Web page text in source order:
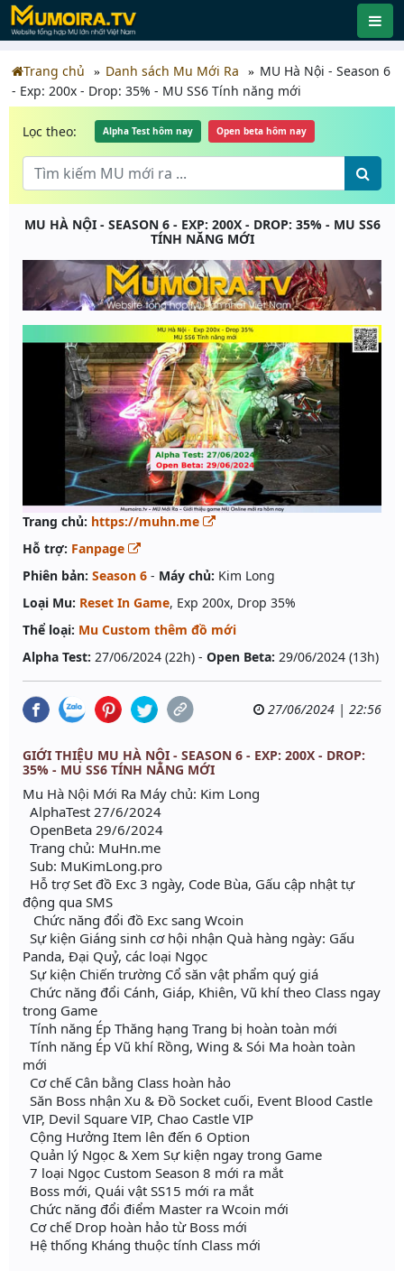
Trang chủ Danh sách Mu Mới Ra
MU Hà Nội - Season 6
- Exp: 200x - Drop: 35% - MU SS6 Tính năng mới
Lọc theo: Alpha Test hôm nay Open beta hôm nay
MU HÀ NỘI - SEASON 6 - EXP: 200X - DROP: 35% - MU SS6
TÍNH NĂNG MỚI
Trang chủ: https://muhn.me
Hỗ trợ: Fanpage
Phiên bản: Season 6 - Máy chủ: Kim Long
Loại Mu: Reset In Game, Exp 200x, Drop 35%
Thể loại: Mu Custom thêm đồ mới
Alpha Test: 27/06/2024 (22h) - Open Beta: 29/06/2024 (13h)
27/06/2024 | 22:56
GIỚI THIỆU MU HÀ NỘI - SEASON 6 - EXP: 200X - DROP:
35% - MU SS6 TÍNH NĂNG MỚI
Mu Hà Nội Mới Ra Máy chủ: Kim Long
AlphaTest 27/6/2024
OpenBeta 29/6/2024
Trang chủ: MuHn.me
Sub: MuKimLong.pro
Hỗ trợ Set đồ Exc 3 ngày, Code Bùa, Gấu cập nhật tự
động qua SMS
Chức năng đổi đồ Exc sang Wcoin
Sự kiện Giáng sinh cơ hội nhận Quà hàng ngày: Gấu
Panda, Đại Quỷ, các loại Ngọc
Sự kiện Chiến trường Cổ săn vật phẩm quý giá
Chức năng đổi Cánh, Giáp, Khiên, Vũ khí theo Class ngay
trong Game
Tính năng Ép Thăng hạng Trang bị hoàn toàn mới
Tính năng Ép Vũ khí Rồng, Wing & Sói Ma hoàn toàn
mới
Cơ chế Cân bằng Class hoàn hảo
Săn Boss nhận Xu & Đồ Socket cuối, Event Blood Castle
VIP, Devil Square VIP, Chao Castle VIP
Cộng Hưởng Item lên đến 6 Option
Quản lý Ngọc & Xem Sự kiện ngay trong Game
7 loại Ngọc Custom Season 8 mới ra mắt
Boss mới, Quái vật SS15 mới ra mắt
Chức năng đổi điểm Master ra Wcoin mới
Cơ chế Drop hoàn hảo từ Boss mới
Hệ thống Kháng thuộc tính Class mới